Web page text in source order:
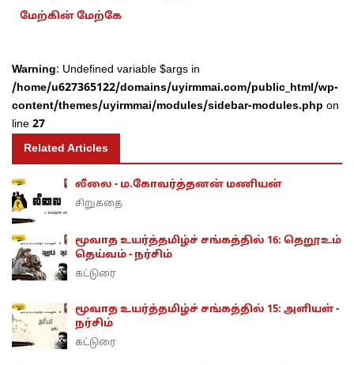
மேற்கின் மேற்கே
Warning: Undefined variable $args in
/home/u627365122/domains/uyirmmai.com/public_html/wp-
content/themes/uyirmmai/modules/sidebar-modules.php on
line 27
Related Articles
லீலை - ம.கோவர்த்தனன் மணியன்
சிறுகதை
மூவாத உயர்த்தமிழ்ச் சங்கத்தில் 16: தெறூஉம்
தெய்வம் - நர்சிம்
கட்டுரை
மூவாத உயர்த்தமிழ்ச் சங்கத்தில் 15: அளியள் -
நர்சிம்
கட்டுரை